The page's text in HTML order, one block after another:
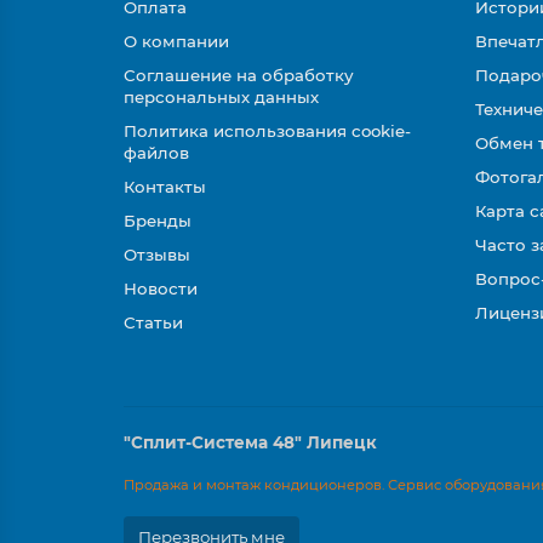
Оплата
О компании
Соглашение на обработку
персональных данных
Политика использования cookie-
файлов
Контакты
Бренды
Отзывы
Новости
Статьи
Обмен
Карта
Часто
"Сплит-Система 48" Липецк
Продажа и монтаж кондиционеров. Сервис
Перезвонить мне